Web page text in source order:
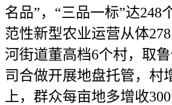
名品”，“三品一标”达248
范性新型农业运营从体
河街道董高档6个村，取
司合做开展地盘托管，村
上，群众每亩地多增收